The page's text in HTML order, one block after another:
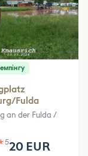
Fulda
an der Fulda /
520 EUR